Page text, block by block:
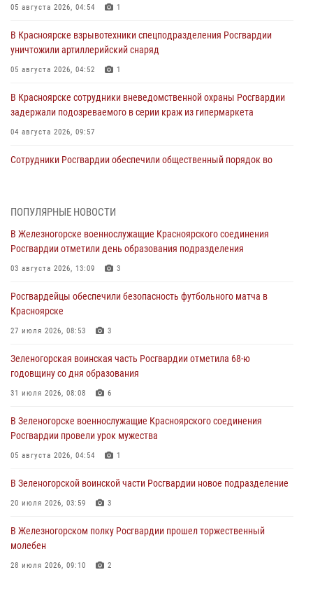
05 августа 2026, 04:54 1
В Красноярске взрывотехники спецподразделения Росгвардии
уничтожили артиллерийский снаряд
05 августа 2026, 04:52 1
В Красноярске сотрудники вневедомственной охраны Росгвардии
задержали подозреваемого в серии краж из гипермаркета
04 августа 2026, 09:57
Сотрудники Росгвардии обеспечили общественный порядок во
в серии краж из супермаркета
04 августа 2026, 06:50
познакомили отдыхающих детей с тонкостями РХБ защиты
03 августа 2026, 13:12
Росгвардии отметили день образования подразделения
03 августа 2026, 13:09
годовщину со дня образования
31 июля 2026, 08:08
ПОПУЛЯРНЫЕ НОВОСТИ
В Железногорске военнослужащие Красноярского соединения
Росгвардии отметили день образования подразделения
03 августа 2026, 13:09 3
Росгвардейцы обеспечили безопасность футбольного матча в
Красноярске
27 июля 2026, 08:53 3
Зеленогорская воинская часть Росгвардии отметила 68-ю
годовщину со дня образования
31 июля 2026, 08:08 6
В Зеленогорске военнослужащие Красноярского соединения
Росгвардии провели урок мужества
05 августа 2026, 04:54 1
В Зеленогорской воинской части Росгвардии новое подразделение
20 июля 2026, 03:59 3
В Железногорском полку Росгвардии прошел торжественный
молебен
28 июля 2026, 09:10 2